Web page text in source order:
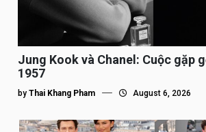
Jung Kook và Chanel: Cuộc gặp
1957
by Thai Khang Pham August 6, 2026